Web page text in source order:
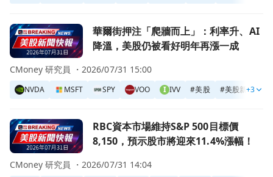
前往華爾街押注「爬牆而上」：利率升、AI降溫，美股仍被
華爾街押注「爬牆而上」：利率升、AI
降溫，美股仍被看好明年再漲一成
NVDA MSFT SPY VOO I IVV #美股 #美股新聞快訊
+3
CMoney 研究員 ・2026/07/31 15:00
前往RBC資本市場維持S&P 500目標價8,150，預示股市將迎
RBC資本市場維持S&P 500目標價
8,150，預示股市將迎來11.4%漲幅！
CMoney 研究員 ・2026/07/31 14:04